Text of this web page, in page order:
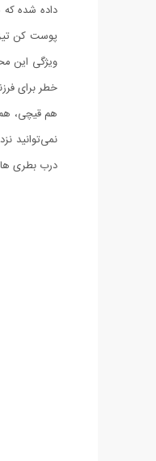
پوست کن
ویژگی این
خطر برای
نمی‌توانید
درب بطری های خود را باز کنید.